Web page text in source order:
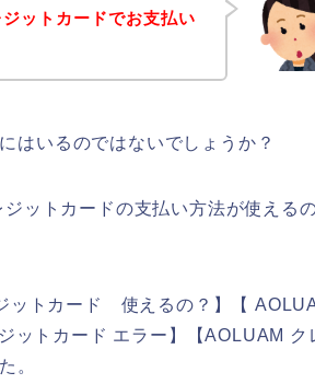
ットカードでお支払い
はいるのではないでしょうか？
ットカードの支払い方法が使える
ットカード 使えるの？】【
トカード エラー】【AOLUAM ク
。